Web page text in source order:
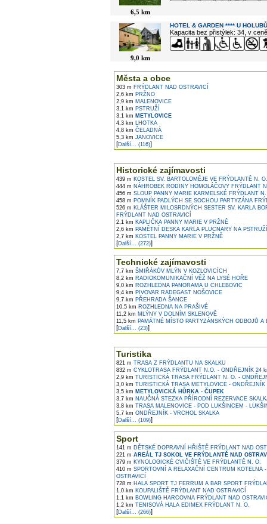
6,5 km
9,0 km
HOTEL & GARDEN **** U
Kapacita bez přistýlek: 34, v
Města a obce
303 m FRÝDLANT NAD OSTRAVICÍ
2,6 km PRŽNO
2,9 km MALENOVICE
3,1 km PSTRUŽÍ
3,1 km METYLOVICE
4,3 km LHOTKA
4,8 km ČELADNÁ
5,3 km JANOVICE
[Další... (116)]
Historické zajímavosti
439 m KOSTEL SV. BARTOLOMĚJE VE FRÝDLANTĚ N. O.
444 m NÁHROBEK RODINY HOMOLÁČOVY FRÝDLANT
456 m SLOUP PANNY MARIE KARMELSKÉ FRÝDLANT
458 m POMNÍK PADLÝCH SE SOCHOU PARTYZÁNA
526 m KLÁŠTER MILOSRDNÝCH SESTER SV. KARLA
FRÝDLANT NAD OSTRAVICÍ
2,1 km KAPLIČKA PANNY MARIE V PRŽNĚ
2,6 km PAMĚTNÍ DESKA KARLA PLUCNARY NA PSTRUŽÍ
2,7 km KOSTEL PANNY MARIE V PRŽNĚ
[Další... (272)]
Technické zajímavosti
7,7 km ŠMIŘÁKŮV MLÝN V KOZLOVICÍCH
8,2 km RADIOKOMUNIKAČNÍ VĚŽ NA LYSÉ HOŘE
9,0 km ROZHLEDNA PANORAMA U CHLEBOVIC
9,4 km PIVOVAR RADEGAST NOŠOVICE
9,7 km PŘEHRADA ŠANCE
10,5 km ROZHLEDNA NA PRAŠIVÉ
11,2 km MLÝNY V DOLNÍM SKLENOVĚ
11,5 km PAMÁTNÉ MÍSTO PARTYZÁNSKÝCH ODBOJŮ A
[Další... (23)]
Turistika
821 m TRASA Z FRÝDLANTU NA SKALKU
832 m CYKLOTRASA FRÝDLANT N.O. - ONDŘEJNÍK 24
2,9 km TURISTICKÁ TRASA FRÝDLANT N. O. -
3,0 km TURISTICKÁ TRASA METYLOVICE - ONDŘEJNÍK
3,5 km METYLOVICKÁ HŮRKA - ČUPEK
3,7 km NAUČNÁ STEZKA PŘÍRODNÍ REZERVACE
3,8 km TRASA MALENOVICE - POD LUKŠINCEM -
5,7 km ONDŘEJNÍK - VRCHOL SKALKA
[Další... (109)]
Sport
141 m DĚTSKÉ DOPRAVNÍ HŘIŠTĚ FRÝDLANT NAD
221 m AREÁL TJ SOKOL VE FRÝDLANTĚ NAD
379 m KYNOLOGICKÉ CVIČIŠTĚ VE FRÝDLANTĚ N. O.
410 m SPORTOVNÍ A RELAXAČNÍ CENTRUM KOTELNA
OSTRAVICÍ
728 m HALA SPORT TJ FERRUM A BAR SPORT
1,0 km KOUPALIŠTĚ FRÝDLANT NAD OSTRAVICÍ
1,1 km BOWLING HARCOVNA FRÝDLANT NAD
1,2 km TENISOVÁ HALA EDIMEX FRÝDLANT N. O.
[Další... (266)]